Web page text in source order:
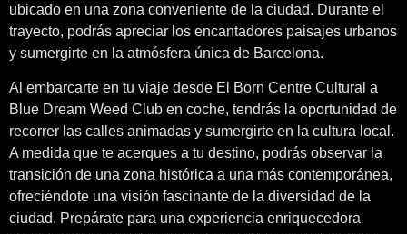
ubicado en una zona conveniente de la ciudad. Durante el
trayecto, podrás apreciar los encantadores paisajes urbanos
y sumergirte en la atmósfera única de Barcelona.
Al embarcarte en tu viaje desde El Born Centre Cultural a
Blue Dream Weed Club en coche, tendrás la oportunidad de
recorrer las calles animadas y sumergirte en la cultura local.
A medida que te acerques a tu destino, podrás observar la
transición de una zona histórica a una más contemporánea,
ofreciéndote una visión fascinante de la diversidad de la
ciudad. Prepárate para una experiencia enriquecedora